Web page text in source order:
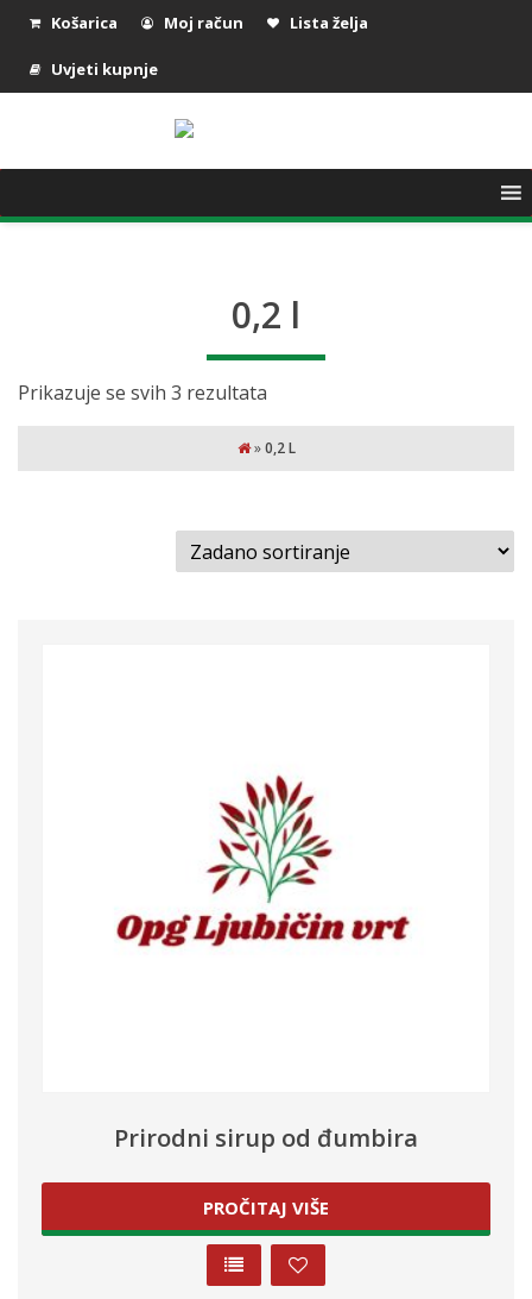
Košarica Moj račun Lista želja
Uvjeti kupnje
0,2 l
Prikazuje se svih 3 rezultata
»0,2 L
Prirodni sirup od đumbira
PROČITAJ VIŠE